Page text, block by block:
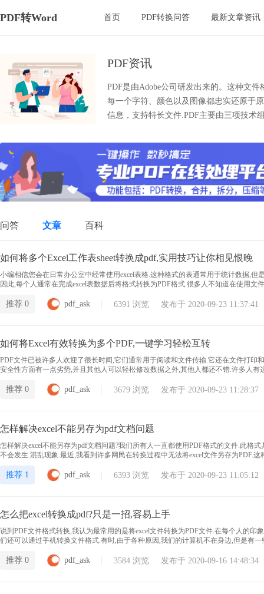
PDF转Word 首页 PDF转换问答 最新文章资讯
PDF资讯
PDF是由Adobe公司研发出来的。这种文
每一个字符、颜色以及图像都忠实还原于
信息，支持特长文件.PDF主要由三项技术
问答 文章 百科
如何将多个Excel工作表sheet转换成pdf,实用技巧让你相见恨晚
小编相信您会在日常办公室中经常使用excel表格.这种格式的表通常用于统计数据,
因此,每个人通常在完成excel表数据后将格式转换为PDF格式.很多人不知道在使用
推荐 0 pdf_ask 6391 浏览 发布于 2020-09-23 11:37:41
如何将Excel有效转换为多个PDF,一键学习轻松互转
PDF文件已被许多人欢迎了很长时间,它们通常用于阅读和文件传输.它还在文件打印
安全性方面有一点劣势,并且其他人可以轻松修改数据之外,其他人都还不错.许多人
推荐 0 pdf_ask 3679 浏览 发布于 2020-09-23 11:28:37
怎样解决excel不能另存为pdf文档问题
怎样解决excel不能另存为pdf文档问题?我们所有人一直都使用PDF格式的文件.此格
不会发生.混乱现象.最近,我看到许多网民在转换过程中无法将excel文件另存为PDF.
编建议每个人都使用一个好的软件,即“pdf365转换器”
推荐 1 pdf_ask 6393 浏览 发布于 2020-09-23 11:05:12
怎么把excel转换成pdf?只是一招,容易上手
说到PDF文件格式转换,我认为最常用的是将excel文件转换为PDF文件.在每个人的
们还可以通过手机转换文件格式.有时,由于各种原因,我们的计算机不在身边,但是有
推荐 0 pdf_ask 3584 浏览 发布于 2020-09-16 14:48:34